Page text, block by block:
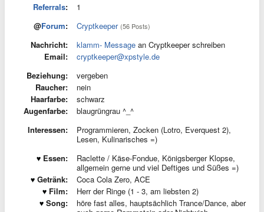
Referrals:
1
@Forum: Cryptkeeper (56 Posts)
Nachricht: klamm- Message an Cryptkeeper schreiben
Email:
cryptkeeper@xpstyle.de
Beziehung:
vergeben
Raucher:
nein
Haarfarbe:
schwarz
Augenfarbe:
blaugrüngrau ^_^
Interessen:
Programmieren, Zocken (Lotro, Everquest 2),
Lesen, Kulinarisches =)
Essen:
Raclette / Käse-Fondue, Königsberger Klopse,
allgemein gerne und viel Deftiges und Süßes =)
Getränk:
Coca Cola Zero, ACE
Film:
Herr der Ringe (1 - 3, am liebsten 2)
Song:
höre fast alles, hauptsächlich Trance/Dance, aber